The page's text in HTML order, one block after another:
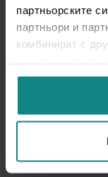
партньорските
партньори и
комбинират с
ползването от